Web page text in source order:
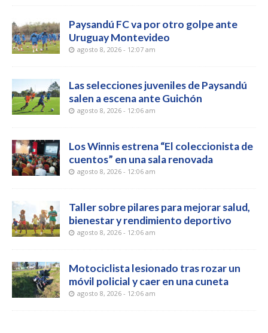
Paysandú FC va por otro golpe ante
Uruguay Montevideo
agosto 8, 2026 - 12:07 am
Las selecciones juveniles de Paysandú
salen a escena ante Guichón
agosto 8, 2026 - 12:06 am
Los Winnis estrena “El coleccionista de
cuentos” en una sala renovada
agosto 8, 2026 - 12:06 am
Taller sobre pilares para mejorar salud,
bienestar y rendimiento deportivo
agosto 8, 2026 - 12:06 am
Motociclista lesionado tras rozar un
móvil policial y caer en una cuneta
agosto 8, 2026 - 12:06 am